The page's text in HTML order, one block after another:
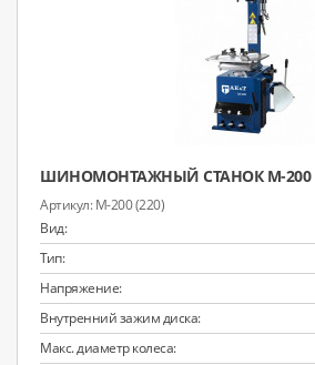
ШИНОМОНТАЖНЫЙ СТАНОК M-200
M-200 (220)
Вид:
Тип:
Напряжение:
Внутренний зажим диска:
Макс. диаметр колеса: